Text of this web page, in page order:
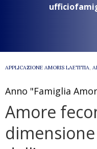
APPLICAZIONE AMORIS LAETITIA,
Anno "Famiglia
Amore